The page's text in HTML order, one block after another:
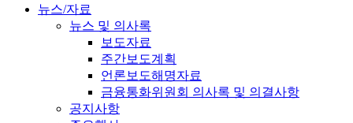
뉴스/자료
뉴스 및 의사록
보도자료
주간보도계획
언론보도해명자료
금융통화위원회 의사록 및 의결사항
공지사항